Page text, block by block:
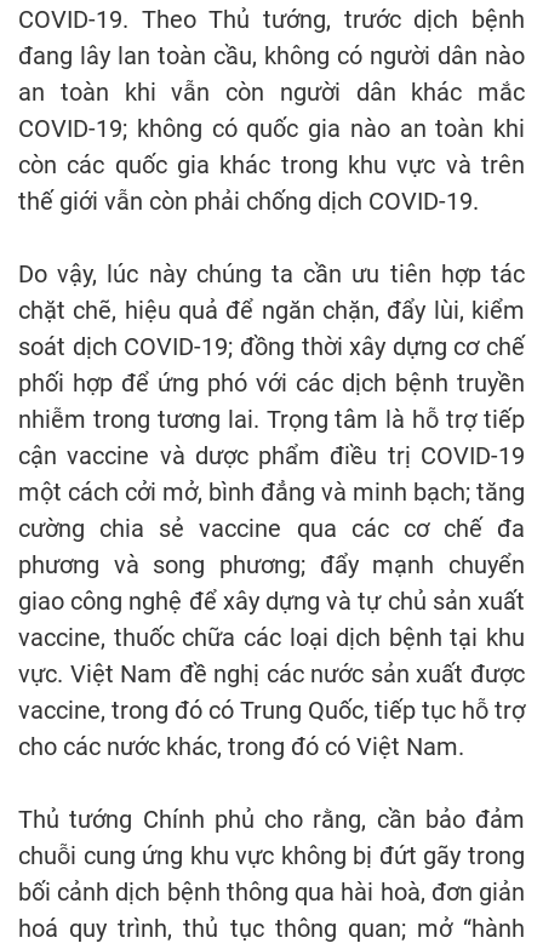
COVID-19. Theo Thủ tướng, trước dịch bệnh
đang lây lan toàn cầu, không có người dân nào
an toàn khi vẫn còn người dân khác mắc
COVID-19; không có quốc gia nào an toàn khi
còn các quốc gia khác trong khu vực và trên
thế giới vẫn còn phải chống dịch COVID-19.
Do vậy, lúc này chúng ta cần ưu tiên hợp tác
chặt chẽ, hiệu quả để ngăn chặn, đẩy lùi, kiểm
soát dịch COVID-19; đồng thời xây dựng cơ chế
phối hợp để ứng phó với các dịch bệnh truyền
nhiễm trong tương lai. Trọng tâm là hỗ trợ tiếp
cận vaccine và dược phẩm điều trị COVID-19
một cách cởi mở, bình đẳng và minh bạch; tăng
cường chia sẻ vaccine qua các cơ chế đa
phương và song phương; đẩy mạnh chuyển
giao công nghệ để xây dựng và tự chủ sản xuất
vaccine, thuốc chữa các loại dịch bệnh tại khu
vực. Việt Nam đề nghị các nước sản xuất được
vaccine, trong đó có Trung Quốc, tiếp tục hỗ trợ
cho các nước khác, trong đó có Việt Nam.
Thủ tướng Chính phủ cho rằng, cần bảo đảm
chuỗi cung ứng khu vực không bị đứt gãy trong
bối cảnh dịch bệnh thông qua hài hoà, đơn giản
hoá quy trình, thủ tục thông quan; mở “hành